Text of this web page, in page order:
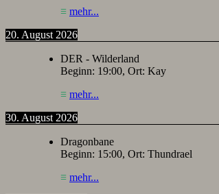
≡ mehr...
20. August 2026
DER - Wilderland
Beginn: 19:00, Ort: Kay
≡ mehr...
30. August 2026
Dragonbane
Beginn: 15:00, Ort: Thundrael
≡ mehr...